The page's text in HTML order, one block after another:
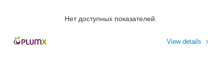
Нет доступных показателей.
View details